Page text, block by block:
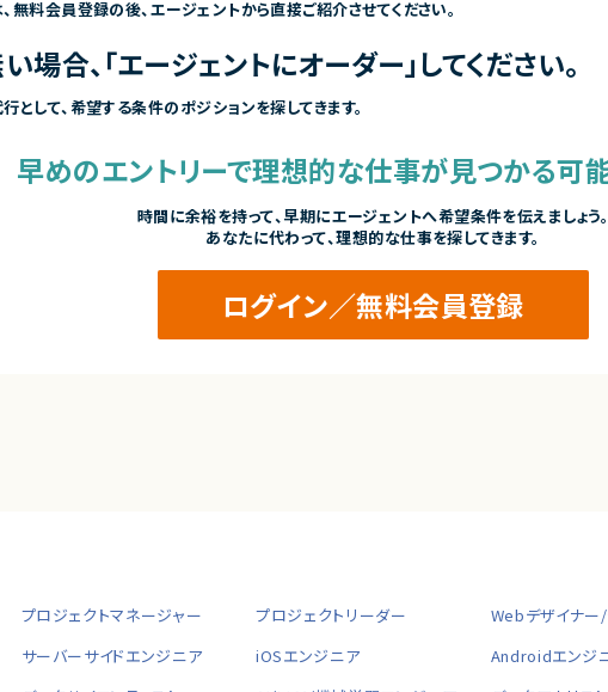
無料会員登録の後、エージェントから直接ご紹介させてください。
合、「エージェントにオーダー」してください。
して、希望する条件のポジションを探してきます。
早めのエントリーで理想的な仕事が見つかる可能
時間に余裕を持って、早期にエージェントへ希望条件を伝えましょう。
あなたに代わって、理想的な仕事を探してきます。
ログイン／無料会員登録
プロジェクトマネージャー プロジェクトリーダー Webデザイナー/
サーバーサイドエンジニア iOSエンジニア Androidエンジ